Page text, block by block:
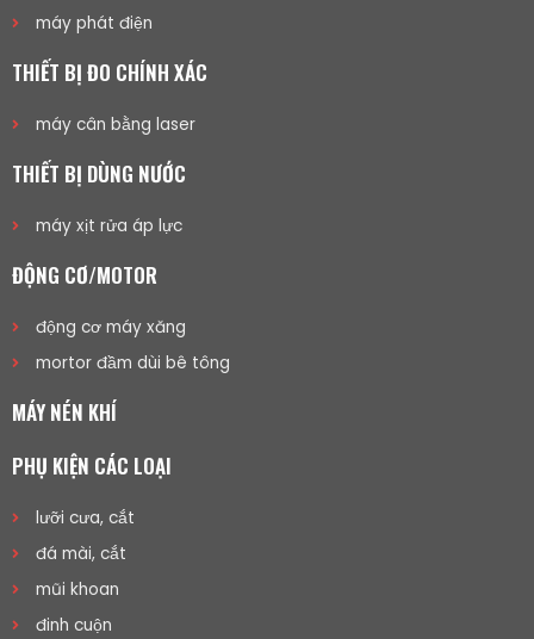
máy phát điện
THIẾT BỊ ĐO CHÍNH XÁC
máy cân bằng laser
THIẾT BỊ DÙNG NƯỚC
máy xịt rửa áp lực
ĐỘNG CƠ/MOTOR
động cơ máy xăng
mortor đầm dùi bê tông
MÁY NÉN KHÍ
PHỤ KIỆN CÁC LOẠI
lưỡi cưa, cắt
đá mài, cắt
mũi khoan
đinh cuộn